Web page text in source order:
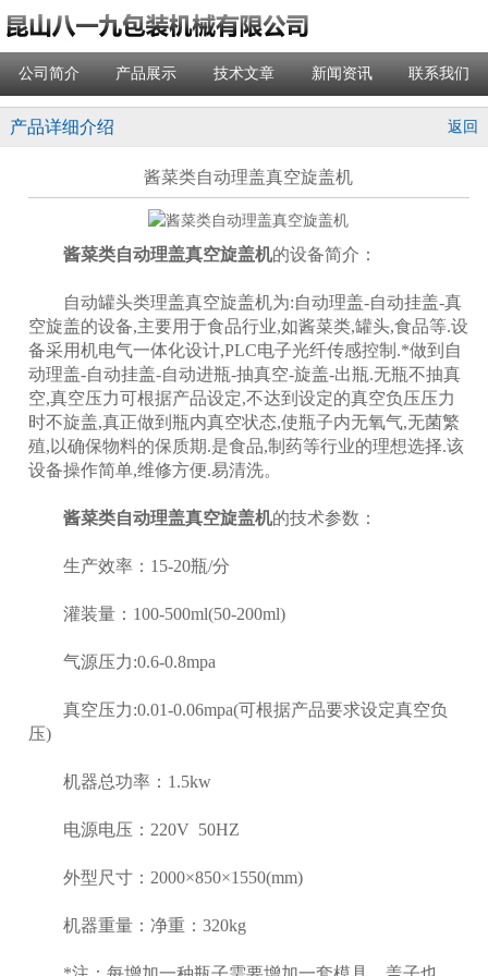
公司简介 产品展示 技术文章 新闻资讯 联系我们
产品详细介绍 返回
酱菜类自动理盖真空旋盖机
酱菜类自动理盖真空旋盖机的设备简介：
自动罐头类理盖真空旋盖机为:自动理盖-自动挂盖-真
空旋盖的设备,主要用于食品行业,如酱菜类,罐头,食品等.设
备采用机电气一体化设计,PLC电子光纤传感控制.*做到自
动理盖-自动挂盖-自动进瓶-抽真空-旋盖-出瓶.无瓶不抽真
空,真空压力可根据产品设定,不达到设定的真空负压压力
时不旋盖,真正做到瓶内真空状态,使瓶子内无氧气,无菌繁
殖,以确保物料的保质期.是食品,制药等行业的理想选择.该
设备操作简单,维修方便.易清洗。
酱菜类自动理盖真空旋盖机的技术参数：
生产效率：15-20瓶/分
灌装量：100-500ml(50-200ml)
气源压力:0.6-0.8mpa
真空压力:0.01-0.06mpa(可根据产品要求设定真空负
压)
机器总功率：1.5kw
电源电压：220V 50HZ
外型尺寸：2000×850×1550(mm)
机器重量：净重：320kg